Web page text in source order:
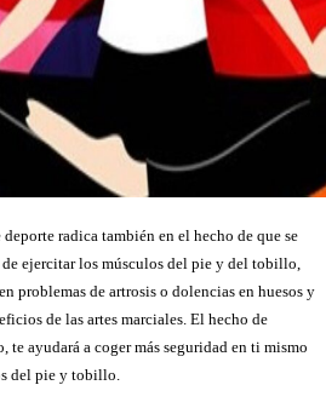
radica también en el hecho de que se
de ejercitar los músculos del pie y del tobillo,
problemas de artrosis o dolencias en huesos y
de las artes marciales. El hecho de
te ayudará a coger más seguridad en ti mismo
del pie y tobillo.